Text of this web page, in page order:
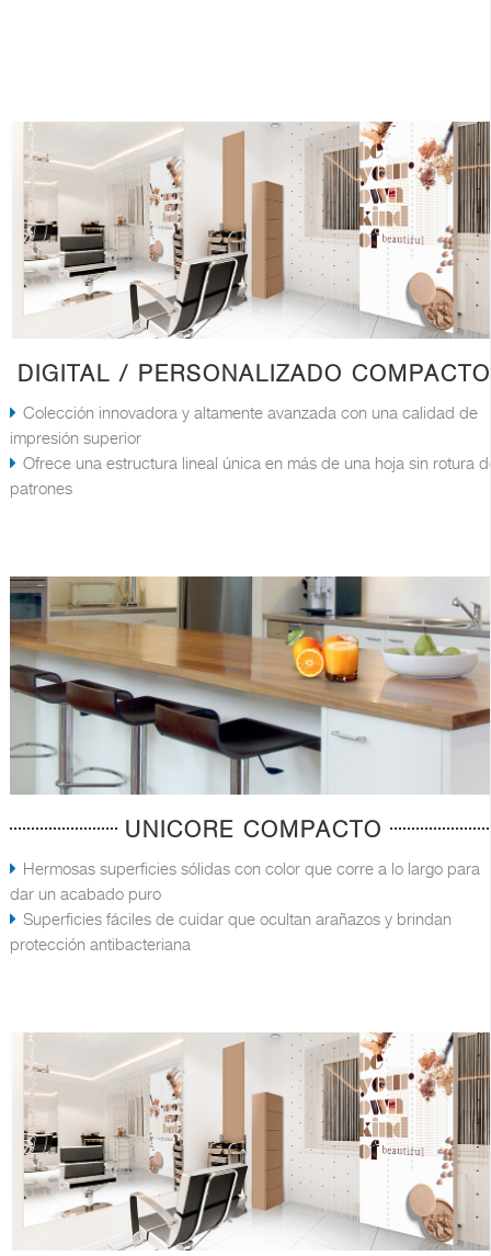
DIGITAL / PERSONALIZADO COMPACTO
Colección innovadora y altamente avanzada con una calidad de
impresión superior
Ofrece una estructura lineal única en más de una hoja sin rotura
patrones
UNICORE COMPACTO
Hermosas superficies sólidas con color que corre a lo largo para
dar un acabado puro
Superficies fáciles de cuidar que ocultan arañazos y brindan
protección antibacteriana